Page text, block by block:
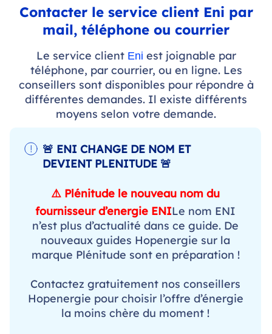
Contacter le service client Eni par
mail, téléphone ou courrier
Le service client Eni est joignable par
téléphone, par courrier, ou en ligne. Les
conseillers sont disponibles pour répondre à
différentes demandes. Il existe différents
moyens selon votre demande.
🚨 ENI CHANGE DE NOM ET
DEVIENT PLENITUDE 🚨
⚠️ Plénitude le nouveau nom du
fournisseur d’energie ENILe nom ENI
n’est plus d’actualité dans ce guide. De
nouveaux guides Hopenergie sur la
marque Plénitude sont en préparation !
Contactez gratuitement nos conseillers
Hopenergie pour choisir l’offre d’énergie
la moins chère du moment !